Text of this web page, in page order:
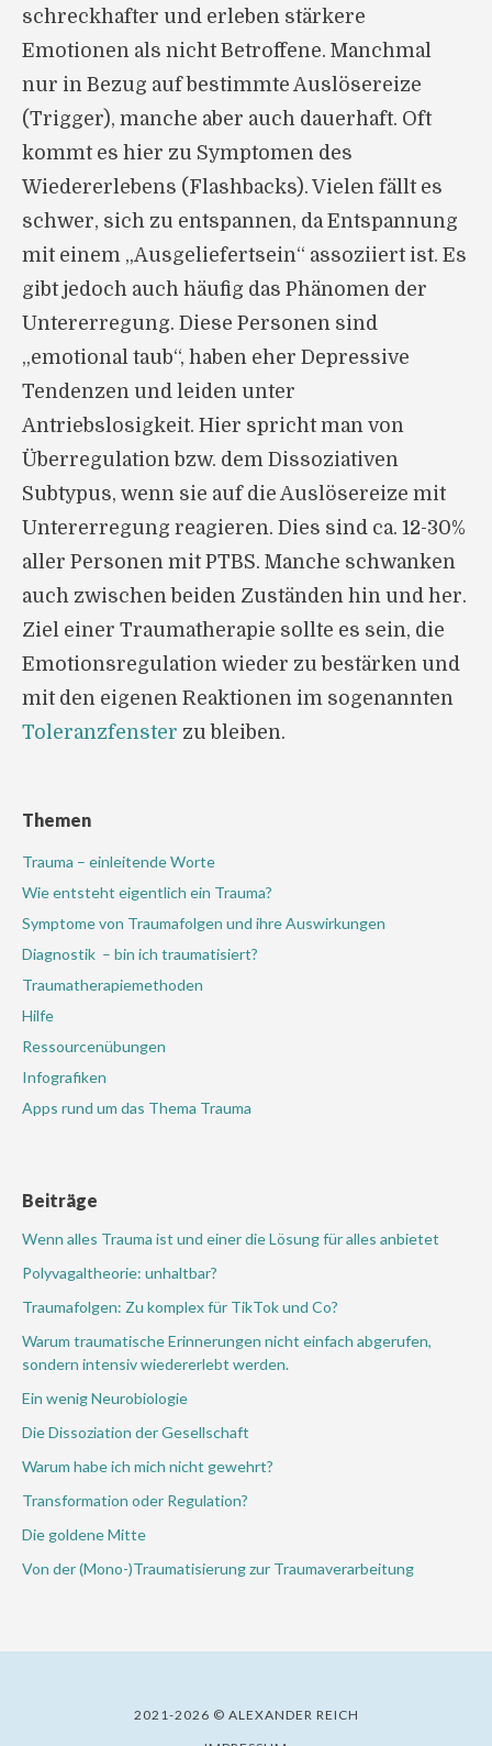
schreckhafter und erleben stärkere
Emotionen als nicht Betroffene. Manchmal
nur in Bezug auf bestimmte Auslösereize
(Trigger), manche aber auch dauerhaft. Oft
kommt es hier zu Symptomen des
Wiedererlebens (Flashbacks). Vielen fällt es
schwer, sich zu entspannen, da Entspannung
mit einem „Ausgeliefertsein“ assoziiert ist. Es
gibt jedoch auch häufig das Phänomen der
Untererregung. Diese Personen sind
„emotional taub“, haben eher Depressive
Tendenzen und leiden unter
Antriebslosigkeit. Hier spricht man von
Überregulation bzw. dem Dissoziativen
Subtypus, wenn sie auf die Auslösereize mit
Untererregung reagieren. Dies sind ca. 12-30%
aller Personen mit PTBS. Manche schwanken
auch zwischen beiden Zuständen hin und her.
Ziel einer Traumatherapie sollte es sein, die
Emotionsregulation wieder zu bestärken und
mit den eigenen Reaktionen im sogenannten
Toleranzfenster zu bleiben.
Themen
Trauma – einleitende Worte
Wie entsteht eigentlich ein Trauma?
Symptome von Traumafolgen und ihre Auswirkungen
Diagnostik – bin ich traumatisiert?
Traumatherapiemethoden
Hilfe
Ressourcenübungen
Infografiken
Apps rund um das Thema Trauma
Beiträge
Wenn alles Trauma ist und einer die Lösung für alles anbietet
Polyvagaltheorie: unhaltbar?
Traumafolgen: Zu komplex für TikTok und Co?
Warum traumatische Erinnerungen nicht einfach abgerufen,
sondern intensiv wiedererlebt werden.
Ein wenig Neurobiologie
Die Dissoziation der Gesellschaft
Warum habe ich mich nicht gewehrt?
Transformation oder Regulation?
Die goldene Mitte
Von der (Mono-)Traumatisierung zur Traumaverarbeitung
2021-2026 © ALEXANDER REICH